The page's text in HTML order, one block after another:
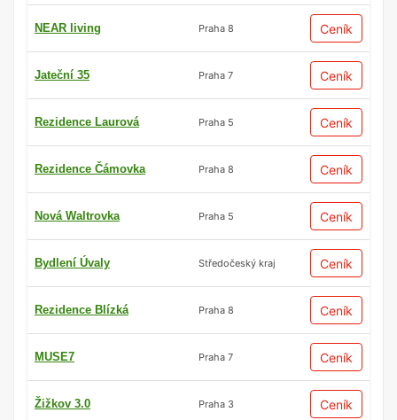
NEAR living Praha 8 Ceník
Jateční 35 Praha 7 Ceník
Rezidence Laurová Praha 5 Ceník
Rezidence Čámovka Praha 8 Ceník
Nová Waltrovka Praha 5 Ceník
Bydlení Úvaly Středočeský kraj Ceník
Rezidence Blízká Praha 8 Ceník
MUSE7 Praha 7 Ceník
Žižkov 3.0 Praha 3 Ceník